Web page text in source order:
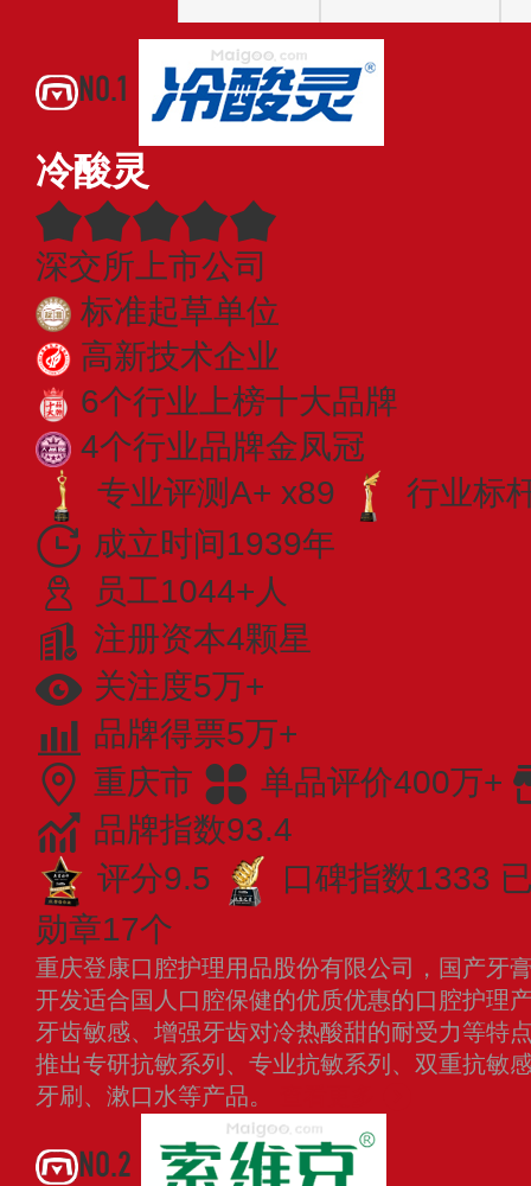
NO.1
冷酸灵
深交所上市公司
标准起草单位
高新技术企业
6个行业上榜十大品牌
4个行业品牌金凤冠
专业评测A+ x89
行业标
成立时间1939年
员工1044+人
注册资本4颗星
关注度5万+
品牌得票5万+
重庆市
单品评价400万+
品牌指数93.4
评分9.5
口碑指数1333
勋章17个
重庆登康口腔护理用品股份有限公司，国产牙
开发适合国人口腔保健的优质优惠的口腔护理
牙齿敏感、增强牙齿对冷热酸甜的耐受力等特
推出专研抗敏系列、专业抗敏系列、双重抗敏
牙刷、漱口水等产品。
NO.2